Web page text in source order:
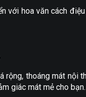
với hoa văn cách
thoáng mát nội
giác mát mẻ cho bạn.